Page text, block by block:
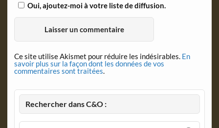
Oui, ajoutez-moi à votre liste de diffusion.
Ce site utilise Akismet pour réduire les indésirables. En
savoir plus sur la façon dont les données de vos
commentaires sont traitées.
Rechercher dans C&O :